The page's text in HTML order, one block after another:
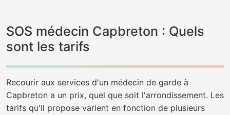
SOS médecin Capbreton : Quels
sont les tarifs
Recourir aux services d'un médecin de garde à
Capbreton a un prix, quel que soit l'arrondissement. Les
tarifs qu'il propose varient en fonction de plusieurs